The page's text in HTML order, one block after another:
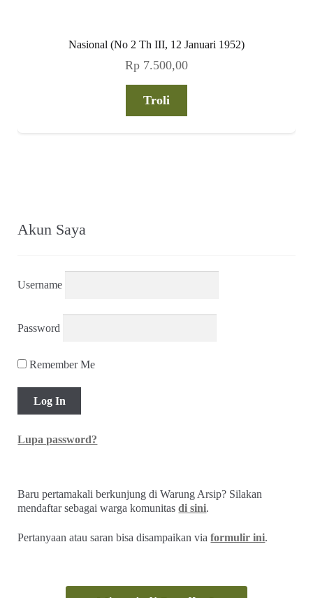
Nasional (No 2 Th III, 12 Januari 1952)
Rp 7.500,00
Troli
Akun Saya
Username
Password
Remember Me
Lupa password?
Baru pertamakali berkunjung di Warung Arsip? Silakan
mendaftar sebagai warga komunitasdi sini.
Pertanyaan atau saran bisa disampaikan viaformulir ini.